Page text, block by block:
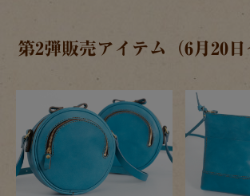
第2弾販売アイテム（6月20日